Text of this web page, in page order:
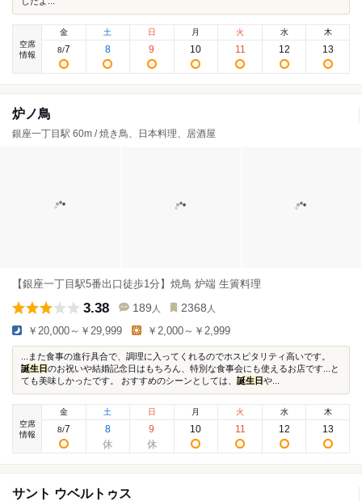
空席
情報
金
8/7
土
8
日
9
月
10
火
11
水
12
木
13
炉ノ鳥
銀座一丁目駅 60m / 焼き鳥、日本料理、居酒屋
【銀座一丁目駅5番出口徒歩1分】焼鳥 炉端 生簀料理
3.38 189 人 2368 人
￥20,000～￥29,999 ￥2,000～￥2,999
...また食事の進行具合で、調理に入ってくれるのでホスピタリティ高いです。
誕生日のお祝いや結婚記念日はもちろん、特別な食事会にも使えるお店です...と
ても美味しかったです。 おすすめのシーンとしては、 誕生日や...
空席
情報
金
8/7
土
8
日
9
月
10
火
11
水
12
木
13
サント ウベルトゥス